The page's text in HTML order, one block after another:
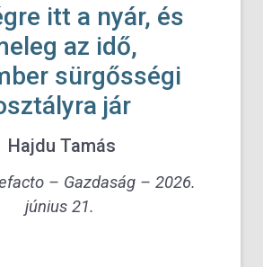
itt a nyár, és
az idő,
sürgősségi
jár
Hajdu Tamás
– Gazdaság – 2026.
június 21.